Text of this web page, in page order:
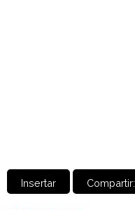
Insertar Compartir: